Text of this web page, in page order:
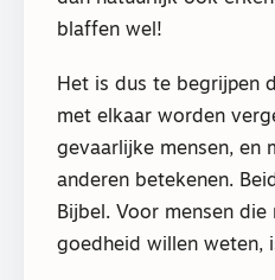
blaffen wel!
Het is dus te begrijpen
met elkaar worden
gevaarlijke mensen, en
anderen betekenen.
Bijbel. Voor mensen
goedheid willen weten,